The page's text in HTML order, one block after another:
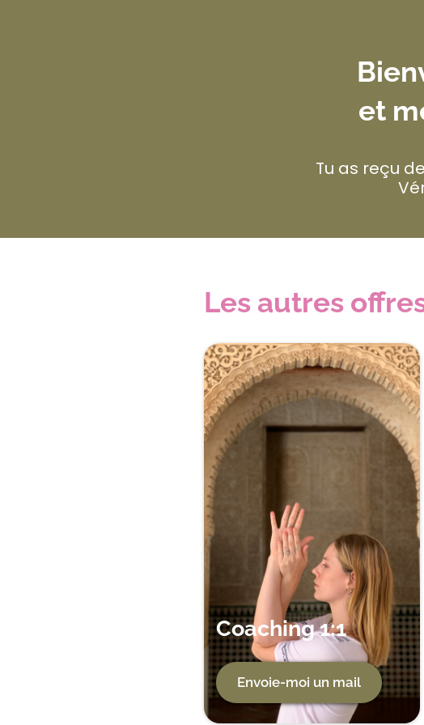
et
Tu as reçu
Les autres
Coaching 1:1
Envoie-moi un mail